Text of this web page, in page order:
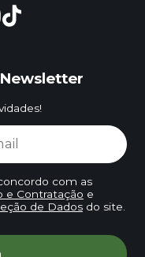
com as
e Contratação e
de Dadosdo site.